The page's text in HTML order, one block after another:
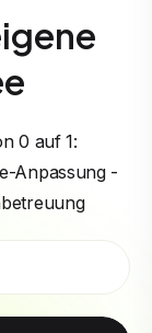
0 auf 1:
Anpassung -